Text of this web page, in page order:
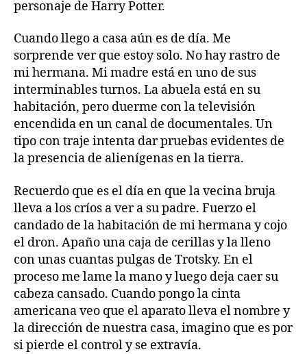
personaje de Harry Potter.
Cuando llego a casa aún es de día. Me
sorprende ver que estoy solo. No hay rastro de
mi hermana. Mi madre está en uno de sus
interminables turnos. La abuela está en su
habitación, pero duerme con la televisión
encendida en un canal de documentales. Un
tipo con traje intenta dar pruebas evidentes de
la presencia de alienígenas en la tierra.
Recuerdo que es el día en que la vecina bruja
lleva a los críos a ver a su padre. Fuerzo el
candado de la habitación de mi hermana y cojo
el dron. Apaño una caja de cerillas y la lleno
con unas cuantas pulgas de Trotsky. En el
proceso me lame la mano y luego deja caer su
cabeza cansado. Cuando pongo la cinta
americana veo que el aparato lleva el nombre y
la dirección de nuestra casa, imagino que es por
si pierde el control y se extravía.